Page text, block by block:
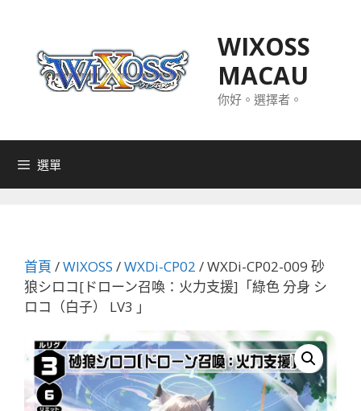
WIXOSS
MACAU
你好。選擇者。
選單
首頁 /WIXOSS /WXDi-CP02 / WXDi-CP02-009 砂
狼シロコ[ドローン召喚：火力支援]「綠色 分身 シ
ロコ（白子） LV3 」